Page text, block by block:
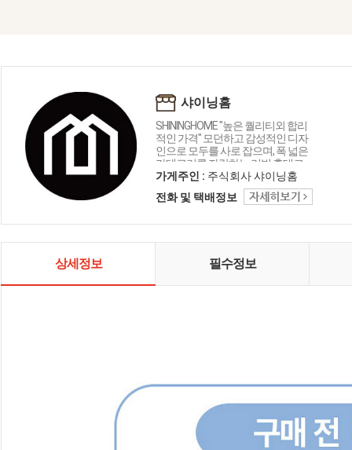
샤이닝홈
SHININGHOME "높은 퀄리티외 합리
적인 가격" 모던하고 감성적인 디자
인으로 모두를 사로 잡으며, 폭 넓은
카테고리를 자랑하는 리빙 홈데코
인테리어 샤이닝홈입니다.
가게주인 : 주식회사 샤이닝홈
전화 및 택배정보
상세정보 필수정보